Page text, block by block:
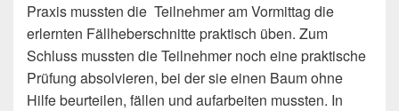
Praxis mussten die Teilnehmer am Vormittag die
erlernten Fällheberschnitte praktisch üben. Zum
Schluss mussten die Teilnehmer noch eine praktische
Prüfung absolvieren, bei der sie einen Baum ohne
Hilfe beurteilen, fällen und aufarbeiten mussten. In